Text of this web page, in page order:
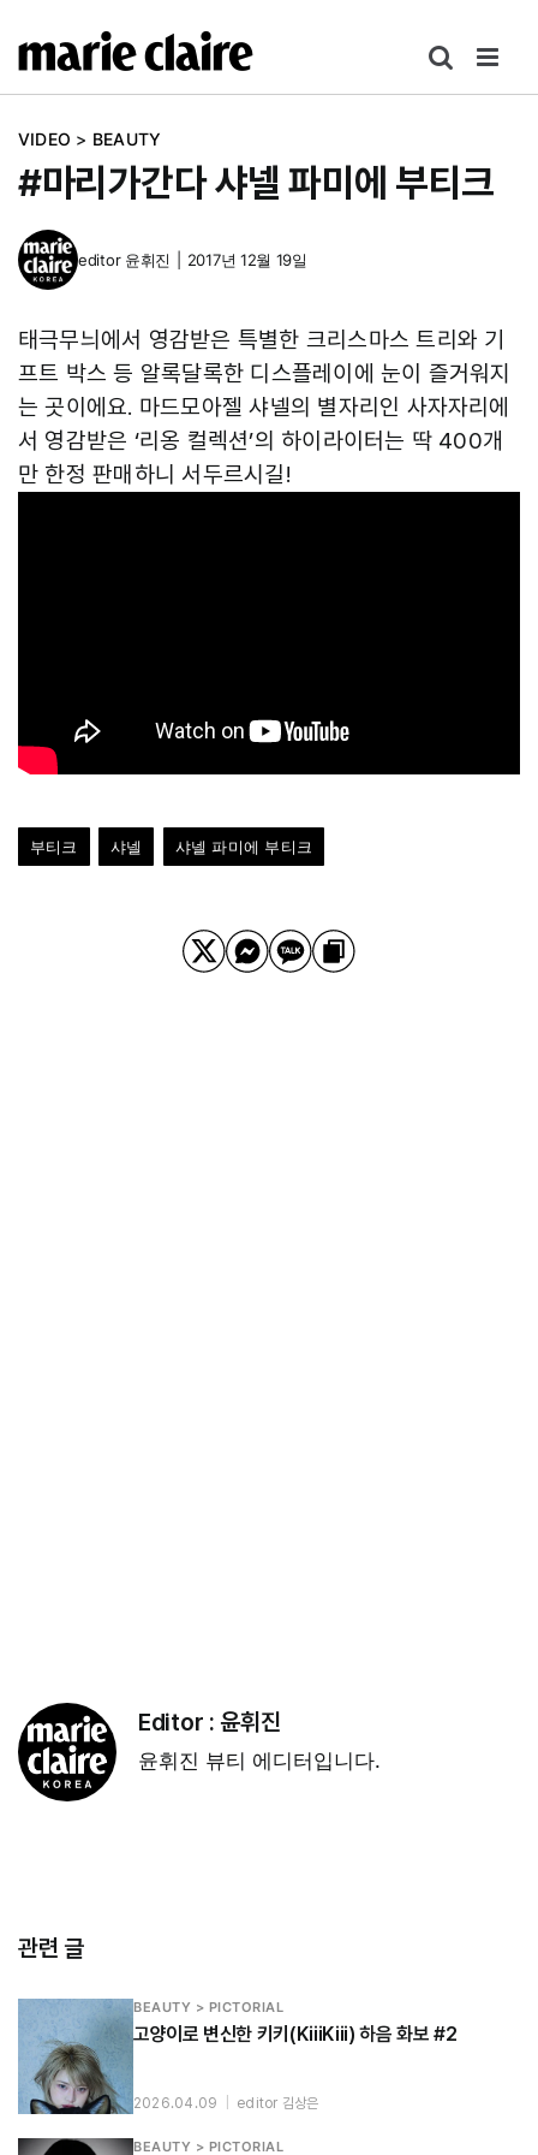
텐
VIDEO > BEAUTY
#마리가간다 샤넬 파미에 부티크
editor 윤휘진 2017년 12월 19일
태극무늬에서 영감받은 특별한 크리스마스 트리와 기
프트 박스 등 알록달록한 디스플레이에 눈이 즐거워지
는 곳이에요. 마드모아젤 샤넬의 별자리인 사자자리에
서 영감받은 ‘리옹 컬렉션’의 하이라이터는 딱 400개
만 한정 판매하니 서두르시길!
부티크 샤넬 샤넬 파미에 부티크
Editor :윤휘진
윤휘진 뷰티 에디터입니다.
관련 글
BEAUTY > PICTORIAL
고양이로 변신한 키키(KiiiKiii) 하음 화보 #2
2026.04.09 editor 김상은
BEAUTY > PICTORIAL